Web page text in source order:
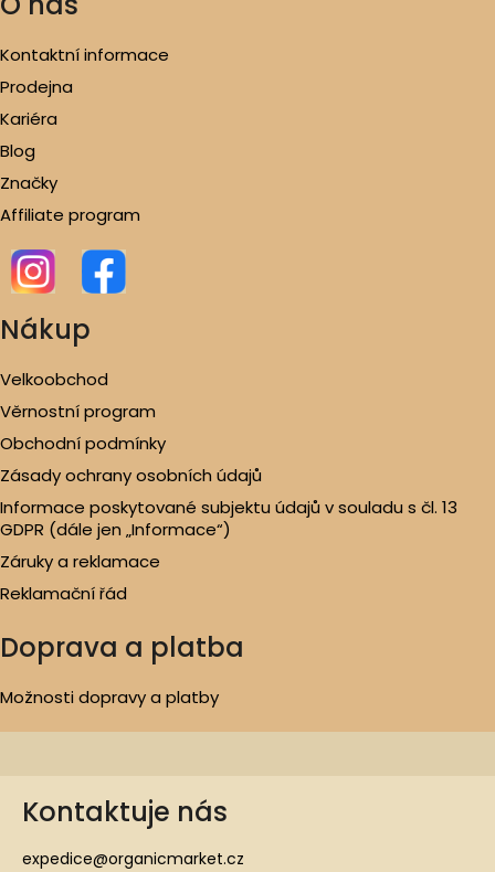
Kontaktní informace
Prodejna
Kariéra
Blog
Značky
Affiliate program
Nákup
Velkoobchod
Věrnostní program
Obchodní podmínky
Zásady ochrany osobních údajů
Informace poskytované subjektu údajů v souladu s čl. 13
GDPR (dále jen „Informace“)
Záruky a reklamace
Reklamační řád
Doprava a platba
Možnosti dopravy a platby
Kontaktuje nás
expedice@organicmarket.cz